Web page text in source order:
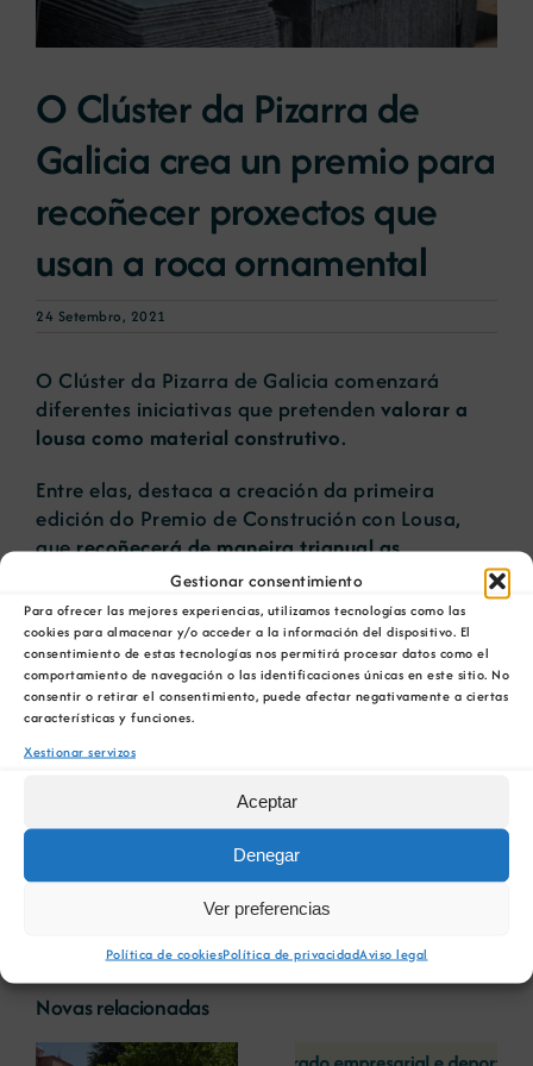
Gestionar consentimiento
Para ofrecer las mejores experiencias, utilizamos tecnologías como las
cookies para almacenar y/o acceder a la información del dispositivo. El
consentimiento de estas tecnologías nos permitirá procesar datos como el
comportamiento de navegación o las identificaciones únicas en este sitio. No
consentir o retirar el consentimiento, puede afectar negativamente a ciertas
características y funciones.
Xestionar servizos
Aceptar
Denegar
Ver preferencias
Política de cookiesPolítica de privacidadAviso legal
Portal de emprego
Contacto
O Clúster da Pizarra de
Galicia crea un premio para
recoñecer proxectos que
usan a roca ornamental
24 Setembro, 2021
O Clúster da Pizarra de Galicia comenzará
diferentes iniciativas que pretenden valorar a
lousa como material construtivo.
Entre elas, destaca a creación da primeira
edición do Premio de Construción con Lousa,
querecoñecerá de maneira trianual as
edificacións sostibles e a innovación dentro do
sector. Este galardón pretende impulsar o
fomento e a utilización de lousa incentivando a
excelencia e a innovación, incentivar o
coñecemento deste material construtivo,
fomentar a investigación e a aplicación
arquitectónica de novas tecnoloxías na lousa e
O Clúster prevé ademais un galardón
xornalístico e unha nova edición do seu concurso
de ilustración infantil.
Novas relacionadas
A COMG reúne a
A OIPE e o